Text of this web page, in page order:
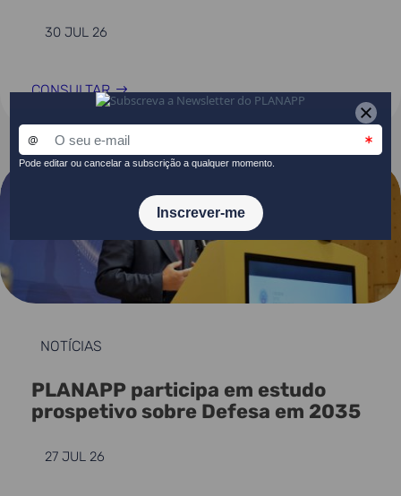
30 JUL 26
CONSULTAR
NOTÍCIAS
PLANAPP participa em estudo
prospetivo sobre Defesa em 2035
27 JUL 26